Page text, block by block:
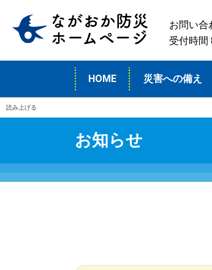
お問い合
受付時間
HOME 災害への備え
読み上げる
お知らせ